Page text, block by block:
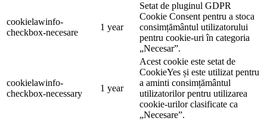
cookielawinfo-
checkbox-necesare
1 year
Setat de pluginul GDPR
Cookie Consent pentru a stoca
consimțământul utilizatorului
pentru cookie-uri în categoria
„Necesar”.
cookielawinfo-
checkbox-necessary
1 year
Acest cookie este setat de
CookieYes și este utilizat pentru
a aminti consimțământul
utilizatorilor pentru utilizarea
cookie-urilor clasificate ca
„Necesare”.